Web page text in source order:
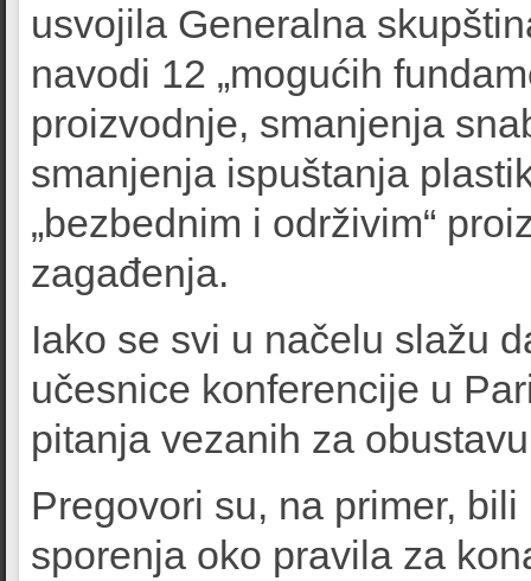
usvojila Generalna
navodi 12 „mogućih
proizvodnje, smanjenja
smanjenja ispuštanja
„bezbednim i održivim“
zagađenja.
Iako se svi u načelu slažu
učesnice konferencije u
pitanja vezanih za
Pregovori su, na primer,
sporenja oko pravila za